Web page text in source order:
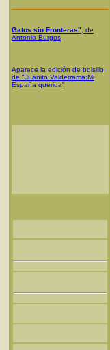
Gatos sin Fronteras" , de
Antonio Burgos
Aparece la edición de bolsillo
de "Juanito Valderrama:Mi
España querida"